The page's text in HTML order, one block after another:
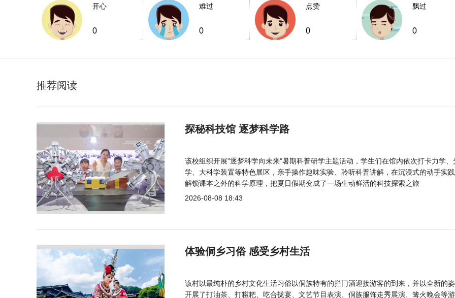
开心
0
难过
0
点赞
0
飘过
0
推荐阅读
探秘科技馆 逐梦科学路
该校组织开展"逐梦科学向未来"暑期科普研学主题活动，学生们在馆内依次打卡力学、
学、大科学装置等特色展区，亲手操作趣味实验、聆听科普讲解，在沉浸式的动手实
解锁课本之外的科学原理，把夏日假期变成了一场生动鲜活的科技探索之旅
2026-08-08 18:43
体验侗乡习俗 感受乡村生活
该村以最纯朴的乡村文化生活习俗以侗族特有的拦门酒迎接游客的到来，并以全新的
开展了打油茶、打糍粑、吃合拢宴、文艺节目表演、侗族服饰走秀展演、篝火晚会等